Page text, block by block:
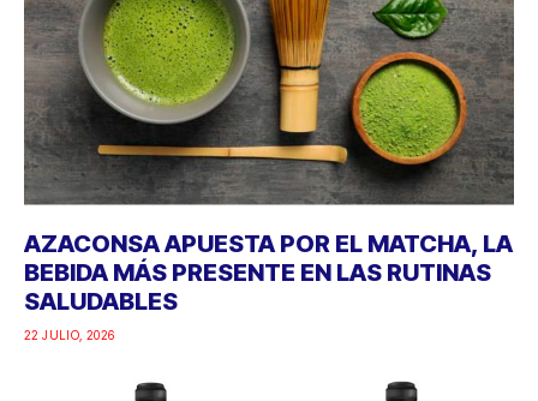
AZACONSA APUESTA POR EL MATCHA, LA
BEBIDA MÁS PRESENTE EN LAS RUTINAS
SALUDABLES
22 JULIO, 2026